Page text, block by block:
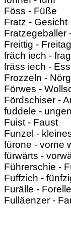
Föss - Füße
Fratz - Gesicht
Fratzegeballer
Freittig - Freitag
fräch iech -
fräss iech -
Frozzeln -
Förwes -
Fördschiser -
fuddele -
Fuist - Faust
Funzel -
fürone - vorne
fürwärts -
Führerschie -
Fuffzich -
Furälle - Forelle
Fulläenzer -